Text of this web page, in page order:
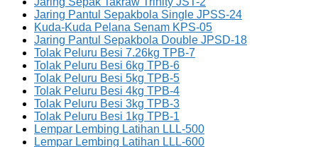
Jaring Pantul Sepakbola Single JPSS-24
Kuda-Kuda Pelana Senam KPS-05
Jaring Pantul Sepakbola Double JPSD-18
Tolak Peluru Besi 7.26kg TPB-7
Tolak Peluru Besi 6kg TPB-6
Tolak Peluru Besi 5kg TPB-5
Tolak Peluru Besi 4kg TPB-4
Tolak Peluru Besi 3kg TPB-3
Tolak Peluru Besi 1kg TPB-1
Lempar Lembing Latihan LLL-500
Lempar Lembing Latihan LLL-600